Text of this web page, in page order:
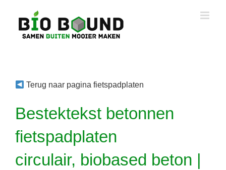
inhoud
Terug naar pagina fietspadplaten
Bestektekst betonnen
fietspadplaten
circulair, biobased beton |